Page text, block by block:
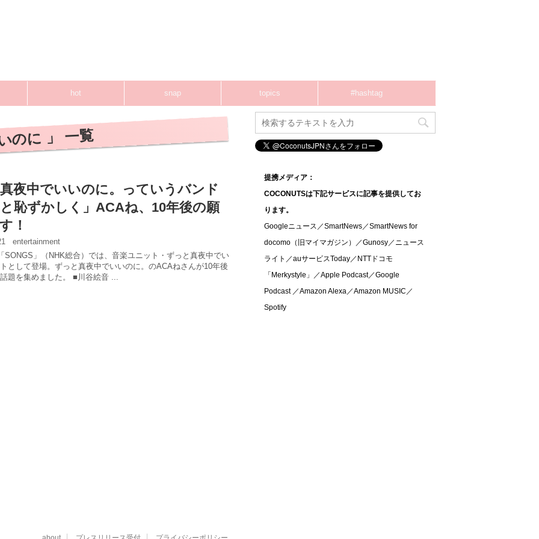
hot snap topics #hashtag
のに 」 一覧
真夜中でいいのに。っていうバンド
恥ずかしく」ACAね、10年後の願
！
entertainment
SONGS」（NHK総合）では、音楽ユニット・ずっと真夜中でい
として登場。ずっと真夜中でいいのに。のACAねさんが10年後
題を集めました。 ■川谷絵音 ...
提携メディア：
COCONUTSは下記サービスに記事を提供してお
ります。
Googleニュース／SmartNews／SmartNews for
docomo（旧マイマガジン）／Gunosy／ニュース
ライト／auサービスToday／NTTドコモ
「Merkystyle」／Apple Podcast／Google
Podcast ／Amazon Alexa／Amazon MUSIC／
Spotify